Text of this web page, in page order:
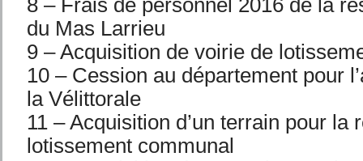
8 – Frais de personnel 2016 de la
du Mas Larrieu
9 – Acquisition de voirie de
10 – Cession au département pour
la Vélittorale
11 – Acquisition d’un terrain pour la
lotissement communal